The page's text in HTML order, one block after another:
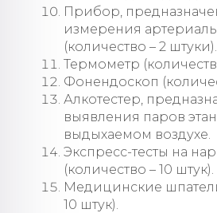
Прибор,
измерения
(количество – 2 штуки).
Термометр
Фонендоскоп
Алкотестер,
выявления паров
выдыхаемом воздухе.
Экспресс-тесты на
(количество – 10 штук).
Медицинские
10 штук).